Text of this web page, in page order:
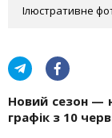
Ілюстративне
Новий сезон —
графік з 10